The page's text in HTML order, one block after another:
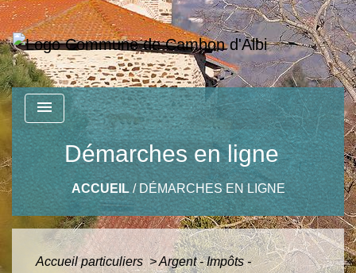
menu
Démarches en ligne
ACCUEIL/ DÉMARCHES EN LIGNE
Accueil particuliers>Argent - Impôts -